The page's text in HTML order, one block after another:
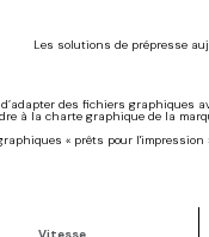
Les solutions de prépresse
des fichiers
à la charte graphique de la
« prêts pour l'impression